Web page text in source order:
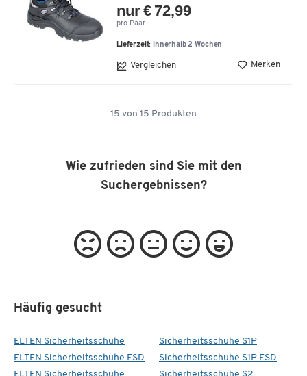
nur € 72,99
pro Paar
Lieferzeit: innerhalb 2 Wochen
Vergleichen Merken
15 von 15 Produkten
Wie zufrieden sind Sie mit den
Suchergebnissen?
Häufig gesucht
ELTEN Sicherheitsschuhe
ELTEN Sicherheitsschuhe ESD
Sicherheitsschuhe S1P
Sicherheitsschuhe S1P ESD